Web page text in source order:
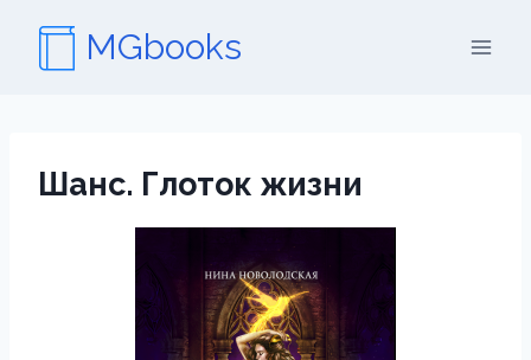
содержимому
MGbooks
Шанс. Глоток жизни